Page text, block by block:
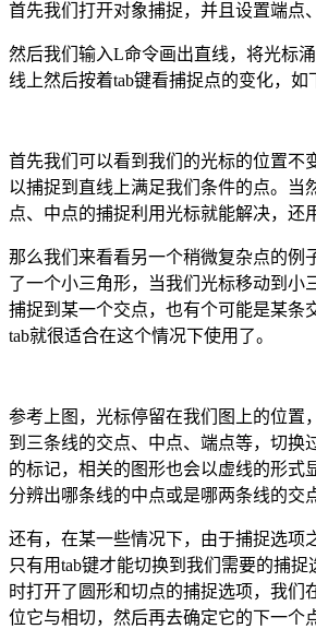
首先我们打开对象捕捉，并且设置端点
然后我们输入L命令画出直线，将光标
线上然后按着tab键看捕捉点的变化，如
首先我们可以看到我们的光标的位置不
以捕捉到直线上满足我们条件的点。当
点、中点的捕捉利用光标就能解决，还
那么我们来看看另一个稍微复杂点的例
了一个小三角形，当我们光标移动到小
捕捉到某一个交点，也有个可能是某条
tab就很适合在这个情况下使用了。
参考上图，光标停留在我们图上的位置
到三条线的交点、中点、端点等，切换
的标记，相关的图形也会以虚线的形式
分辨出哪条线的中点或是哪两条线的交
还有，在某一些情况下，由于捕捉选项
只有用tab键才能切换到我们需要的捕捉
时打开了圆形和切点的捕捉选项，我们
位它与相切，然后再去确定它的下一个